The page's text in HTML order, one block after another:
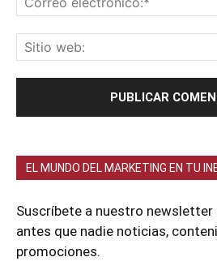
EL MUNDO DEL MARKETING EN TU
Suscríbete a nuestro newsletter
antes que nadie noticias,
promociones.